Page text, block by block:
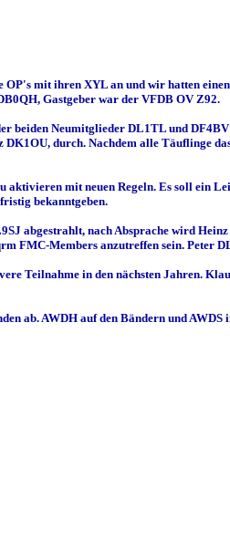
mit ihren XYL an und wir hatten
Gastgeber war der VFDB OV Z92.
Neumitglieder DL1TL und
durch. Nachdem alle Täuflinge
mit neuen Regeln. Es soll ein
bekanntgeben.
abgestrahlt, nach Absprache wird
FMC-Members anzutreffen sein. Peter
Teilnahme in den nächsten Jahren.
ab. AWDH auf den Bändern und